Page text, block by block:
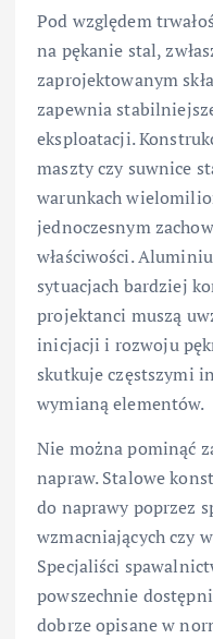
Pod względem
na pękanie stal,
zaprojektowanym
zapewnia
eksploatacji.
maszty czy suwnice
warunkach
jednoczesnym
właściwości.
sytuacjach bardziej
projektanci muszą
inicjacji i rozwoju
skutkuje częstszymi
wymianą elementów.
Nie można pominąć
napraw. Stalowe
do naprawy poprzez
wzmacniających czy
Specjaliści
powszechnie
dobrze opisane w